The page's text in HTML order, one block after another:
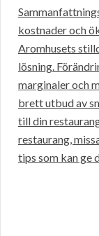
kostnader och
Aromhusets
lösning.
marginaler och
brett utbud av
till din
restaurang,
tips som kan ge